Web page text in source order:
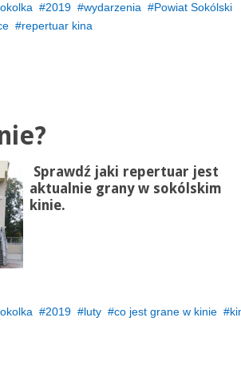
2019 wydarzenia
Powiat Sokólski
repertuar kina
Sprawdź jaki repertuar jest
aktualnie grany w sokólskim
kinie.
2019 luty co jest grane w kinie